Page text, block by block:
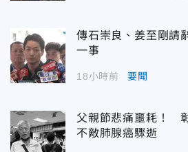
傳石崇良、姜至剛
一事
18小時前 要聞
父親節悲痛噩耗！
不敵肺腺癌驟逝